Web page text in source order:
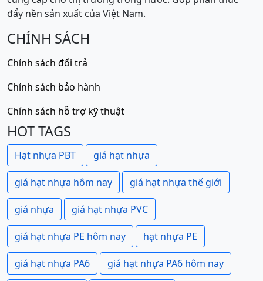
đẩy nền sản xuất của Việt Nam.
CHÍNH SÁCH
Chính sách đổi trả
Chính sách bảo hành
Chính sách hỗ trợ kỹ thuật
HOT TAGS
Hạt nhựa PBT giá hạt nhựa
giá hạt nhựa hôm nay giá hạt nhựa thế giới
giá nhựa giá hạt nhựa PVC
giá hạt nhựa PE hôm nay hạt nhựa PE
giá hạt nhựa PA6 giá hạt nhựa PA6 hôm nay